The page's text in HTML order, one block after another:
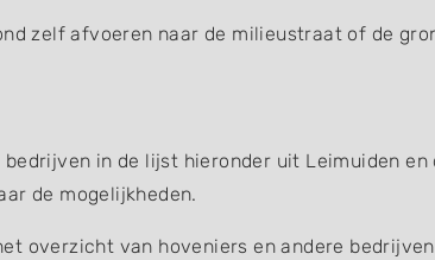
zelf afvoeren naar de milieustraat of de
in de lijst hieronder uit Leimuiden en
de mogelijkheden.
overzicht van hoveniers en andere